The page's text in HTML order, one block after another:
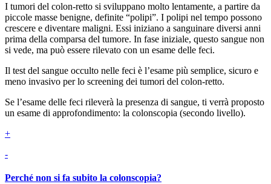
I tumori del colon-retto si sviluppano molto lentamente, a partire da
piccole masse benigne, definite “polipi”. I polipi nel tempo possono
crescere e diventare maligni. Essi iniziano a sanguinare diversi anni
prima della comparsa del tumore. In fase iniziale, questo sangue non
si vede, ma può essere rilevato con un esame delle feci.
Il test del sangue occulto nelle feci è l’esame più semplice, sicuro e
meno invasivo per lo screening dei tumori del colon-retto.
Se l’esame delle feci rileverà la presenza di sangue, ti verrà proposto
un esame di approfondimento: la colonscopia (secondo livello).
+
-
Perché non si fa subito la colonscopia?